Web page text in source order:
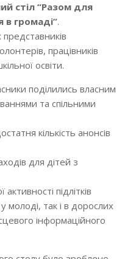
стіл “Разом для
в громаді”.
представників
працівників
освіти.
поділились власним
та спільними
кількість анонсів
для дітей з
підлітків
молоді, так і в дорослих
інформаційного